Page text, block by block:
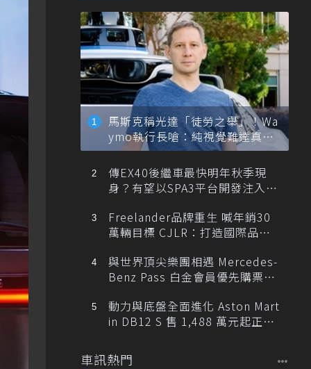
馬斯克稱光達「徒勞之舉」！Wa
ymo執行長嗆：純視覺難達真正
自動駕駛
傳EX40後繼車最快明年秋季現
身？有望以SPA3平台開發注入80
Freelander品牌重生 喊年銷30
萬輛目標 CJLR：打造國際品牌
與世界頂尖樂團相遇 Mercedes-
Benz Pass 白金會員優先購票維
動力與底盤全面進化 Aston Mart
in DB12 S 售 1,488 萬元起正式
車訊熱門